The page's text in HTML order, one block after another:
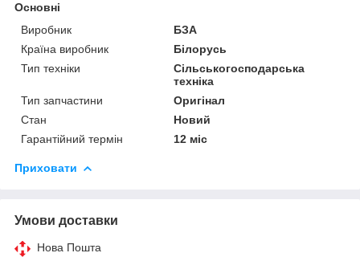
Основні
Виробник
БЗА
Країна виробник
Білорусь
Тип техніки
Сільськогосподарська
техніка
Тип запчастини
Оригінал
Стан
Новий
Гарантійний термін
12 міс
Приховати
Умови доставки
Нова Пошта